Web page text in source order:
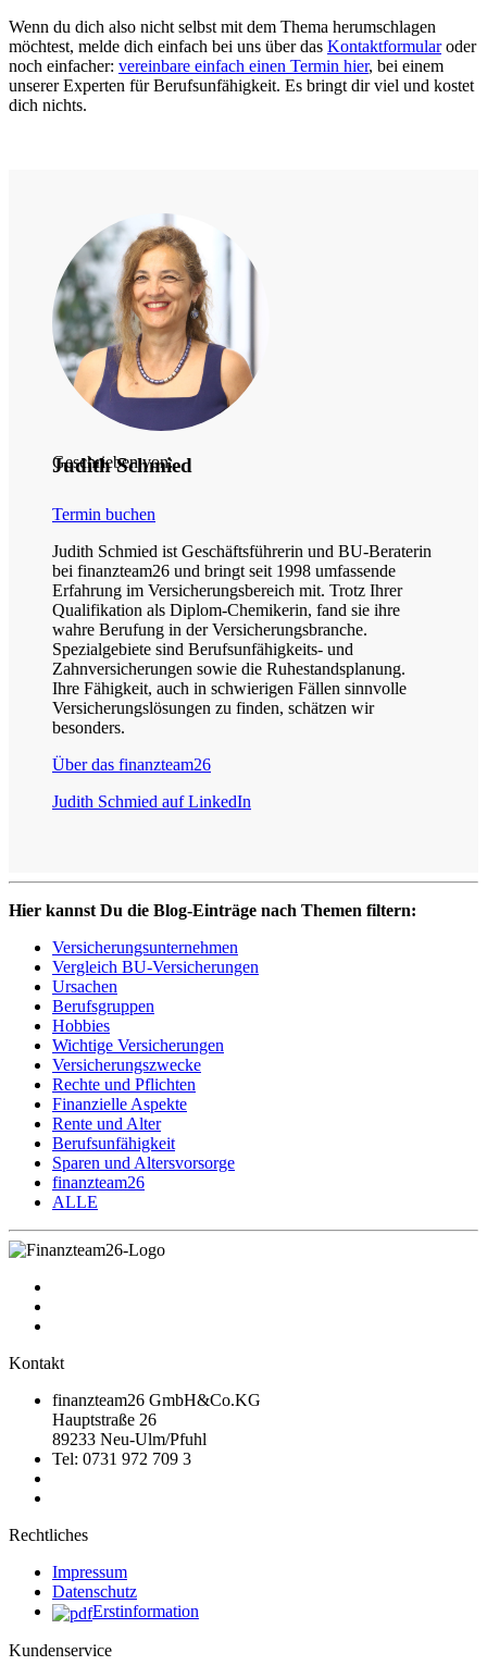
Wenn du dich also nicht selbst mit dem Thema herumschlagen
möchtest, melde dich einfach bei uns über das Kontaktformularoder
noch einfacher: vereinbare einfach einen Termin hier, bei einem
unserer Experten für Berufsunfähigkeit. Es bringt dir viel und kostet
dich nichts.
Geschrieben von:
Judith Schmied
Termin buchen
Judith Schmied ist Geschäftsführerin und BU-Beraterin
bei finanzteam26 und bringt seit 1998 umfassende
Erfahrung im Versicherungsbereich mit. Trotz Ihrer
Qualifikation als Diplom-Chemikerin, fand sie ihre
wahre Berufung in der Versicherungsbranche.
Spezialgebiete sind Berufsunfähigkeits- und
Zahnversicherungen sowie die Ruhestandsplanung.
Ihre Fähigkeit, auch in schwierigen Fällen sinnvolle
Versicherungslösungen zu finden, schätzen wir
besonders.
Über das finanzteam26
Judith Schmied auf LinkedIn
Hier kannst Du die Blog-Einträge nach Themen filtern:
Versicherungsunternehmen
Vergleich BU-Versicherungen
Ursachen
Berufsgruppen
Hobbies
Wichtige Versicherungen
Versicherungszwecke
Rechte und Pflichten
Finanzielle Aspekte
Rente und Alter
Berufsunfähigkeit
Sparen und Altersvorsorge
finanzteam26
ALLE
Kontakt
finanzteam26 GmbH&Co.KG
Hauptstraße 26
89233 Neu-Ulm/Pfuhl
Tel: 0731 972 709 3
Rechtliches
Impressum
Datenschutz
Erstinformation
Kundenservice